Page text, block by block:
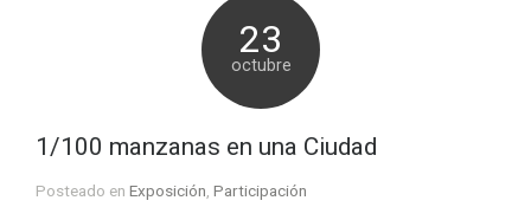
23
octubre
1/100 manzanas en una Ciudad
Posteado en Exposición Participación